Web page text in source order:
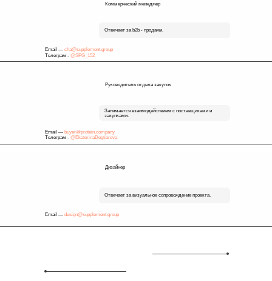
Коммерческий менеджер
Отвечает за b2b - продажи.
Email — cha@supplement.group
Телеграм - @SPG_152
Руководитель отдела закупок
Занимается взаимодействием с поставщиками и
закупками.
Email — buyer@protein.company
Телеграм - @EkaterinaDegtiareva
Дизайнер
Отвечает за визуальное сопровождение проекта.
Email — design@supplement.group